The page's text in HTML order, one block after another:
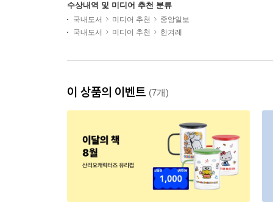
수상내역 및 미디어 추천 분류
국내도서 미디어 추천
중앙일보
국내도서
미디어 추천 한겨레
이 상품의 이벤트 (7개)